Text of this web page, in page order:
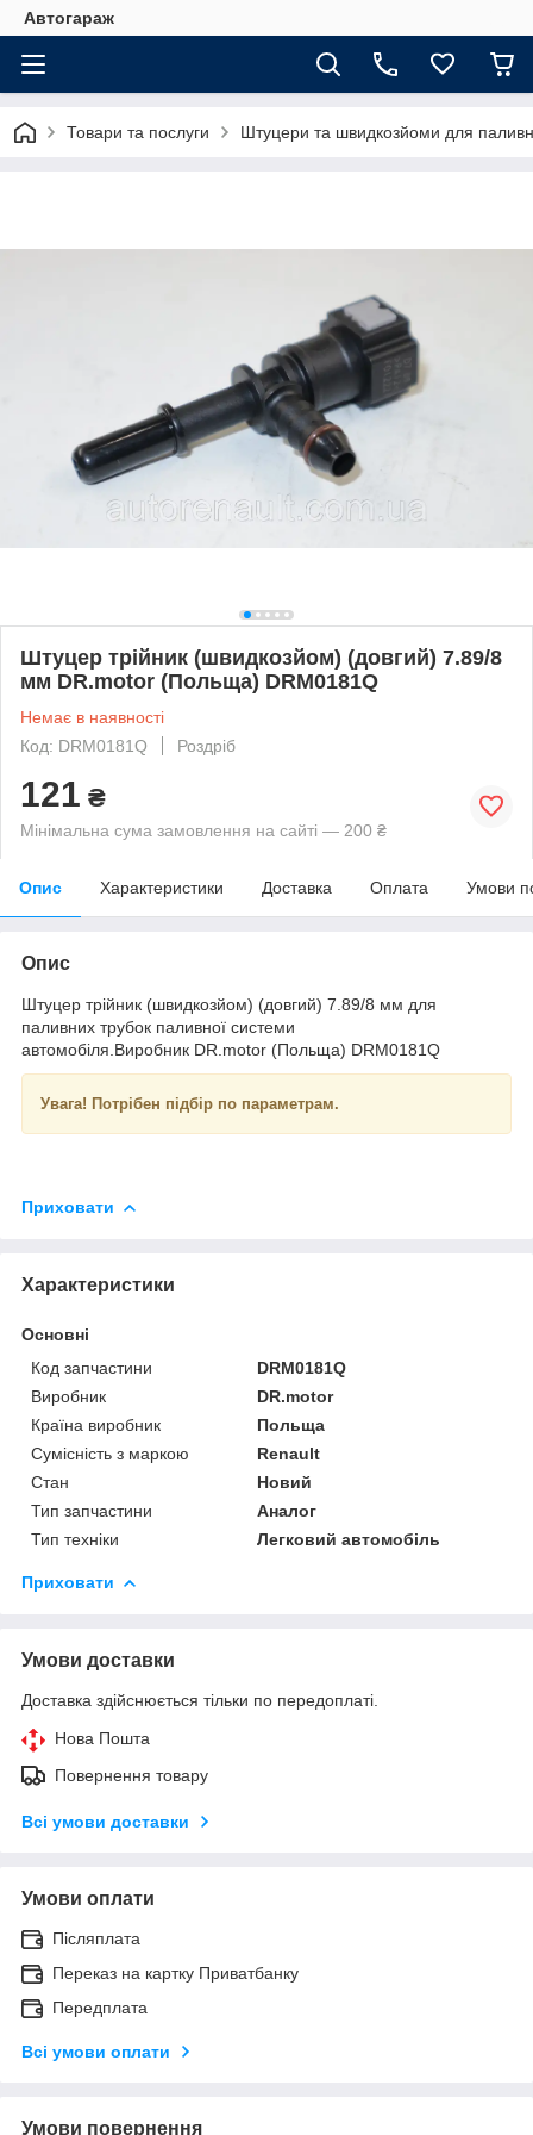
Автогараж
Товари та послуги Штуцери та швидкозйоми для
Штуцер трійник (швидкозйом) (довгий) 7.89/8
мм DR.motor (Польща) DRM0181Q
Немає в наявності
Код: DRM0181Q
Роздріб
121 ₴
Мінімальна сума замовлення на сайті — 200 ₴
Опис Характеристики Доставка Оплата Умови
Опис
Штуцер трійник (швидкозйом) (довгий) 7.89/8 мм для
паливних трубок паливної системи
автомобіля.Виробник DR.motor (Польща) DRM0181Q
Увага! Потрібен підбір по параметрам.
Приховати
Характеристики
Основні
Код запчастини
DRM0181Q
Виробник
DR.motor
Країна виробник
Польща
Сумісність з маркою
Renault
Стан
Новий
Тип запчастини
Аналог
Тип техніки
Легковий автомобіль
Приховати
Умови доставки
Доставка здійснюється тільки по передоплаті.
Нова Пошта
Повернення товару
Всі умови доставки
Умови оплати
Післяплата
Переказ на картку Приватбанку
Передплата
Всі умови оплати
Умови повернення